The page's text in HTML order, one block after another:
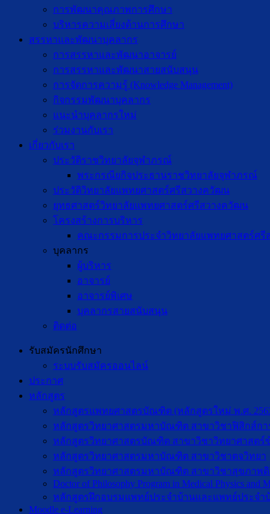
การพัฒนาคุณภาพการศึกษา
บริหารความเสี่ยงด้านการศึกษา
สรรหาและพัฒนาบุคลากร
การสรรหาและพัฒนาอาจารย์
การสรรหาและพัฒนาสายสนับสนุน
การจัดการความรู้ (Knowledge Management)
กิจกรรมพัฒนาบุคลากร
แนะนำบุคลากรใหม่
ร่วมงานกับเรา
เกี่ยวกับเรา
ประวัติราชวิทยาลัยจุฬาภรณ์
พระกรณียกิจประธานราชวิทยาลัยจุฬาภรณ์
ประวัติวิทยาลัยแพทยศาสตร์ศรีสวางควัฒน
ยุทธศาสตร์วิทยาลัยแพทยศาสตร์ศรีสวางควัฒน
โครงสร้างการบริหาร
คณะกรรมการประจำวิทยาลัยแพทยศาสตร์ศรี
บุคลากร
ผู้บริหาร
อาจารย์
อาจารย์พิเศษ
บุคลากรสายสนับสนุน
ติดต่อ
รับสมัครนักศึกษา
ระบบรับสมัครออนไลน์
ประกาศ
หลักสูตร
หลักสูตรแพทยศาสตรบัณฑิต (หลักสูตรใหม่ พ.ศ.
หลักสูตรวิทยาศาสตรมหาบัณฑิต สาขาวิชาฟิสิกส์กา
หลักสูตรวิทยาศาสตรบัณฑิต สาขาวิชาวิทยาศาสตร์
หลักสูตรวิทยาศาสตรมหาบัณฑิต สาขาวิชาตจวิทยา
หลักสูตรวิทยาศาสตรมหาบัณฑิต สาขาวิชาสุขภาพดิ
Doctor of Philosophy Program in Medical Physics and
หลักสูตรฝึกอบรมแพทย์ประจำบ้านและแพทย์ประจำ
Moodle e-Learning